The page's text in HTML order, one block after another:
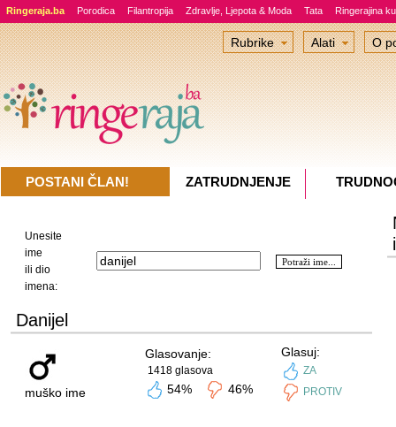
Ringeraja.ba Porodica Filantropija Zdravlje, Ljepota & Moda Tata Ringerajina
Unesite
ime
ili dio
imena:
Danijel
muško ime
Glasovanje:
1418 glasova
54% 46%
Glasuj:
ZA
PROTIV
Rubrike Alati O
POSTANI ČLAN! ZATRUDNJENJE